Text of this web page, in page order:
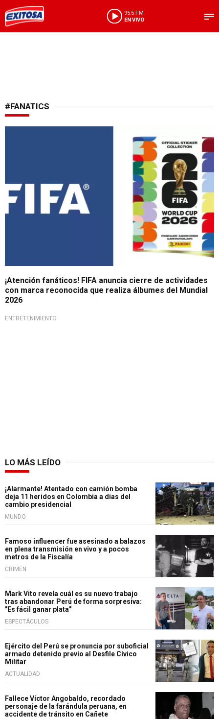
95.5 FM
EN VIVO
#FANATICS
¡Atención fanáticos! FIFA anuncia cierre de actividades
con marca reconocida que realiza álbumes del Mundial
2026
ENTRETENIMIENTO
LO MÁS LEÍDO
¡Alarmante! Atentado con camión bomba
deja 11 heridos en Colombia a días del
cambio presidencial
MUNDO
Famoso influencer fue asesinado a balazos
en plena transmisión en vivo y a pocos
metros de la Fiscalía
CRIMEN
Mark Vito revela cuál es su nuevo trabajo
tras abandonar Perú de forma sorpresiva:
"Es fácil ganar plata"
ESPECTÁCULOS
Ejército del Perú se pronuncia por suboficial
armado detenido previo al Desfile Cívico
Militar
ACTUALIDAD
Fallece Víctor Angobaldo, recordado
personaje de la farándula peruana, en
accidente de tránsito en Cañete